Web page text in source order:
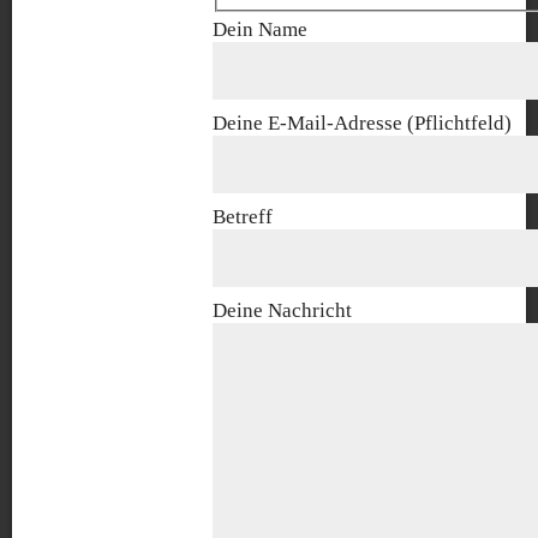
Dein Name
Deine E-Mail-Adresse (Pflichtfeld)
Betreff
Deine Nachricht